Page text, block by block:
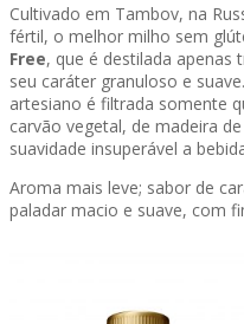
Cultivado em Tambov, na
fértil, o melhor milho sem
Free, que é destilada apenas
seu caráter granuloso e
artesiano é filtrada somente
carvão vegetal, de madeira
suavidade insuperável a
Aroma mais leve; sabor de
paladar macio e suave, com